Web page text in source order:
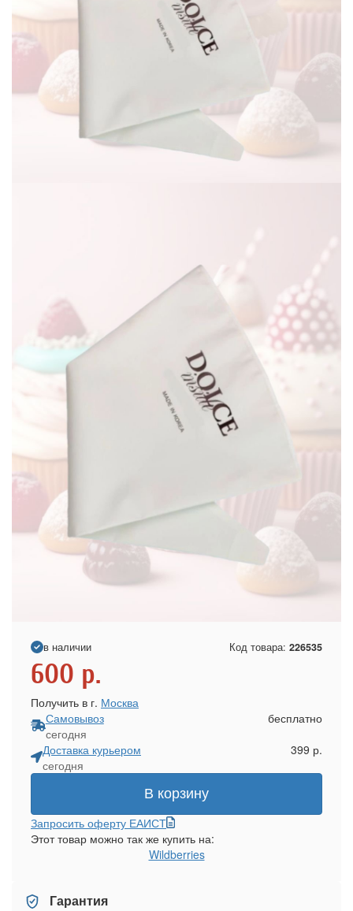
в наличии Код товара: 226535
600 р.
Получить в г. Москва
Самовывоз
сегодня
бесплатно
Доставка курьером
сегодня
399 р.
В корзину
Запросить оферту ЕАИСТ
Этот товар можно так же купить на:
Wildberries
Гарантия